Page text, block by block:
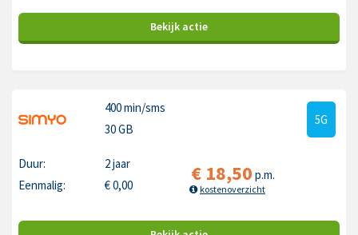
Bekijk actie
400 min/sms
30 GB
5G
Duur:
2 jaar
Eenmalig:
€0,00 € 18,50 p.m.
kostenoverzicht